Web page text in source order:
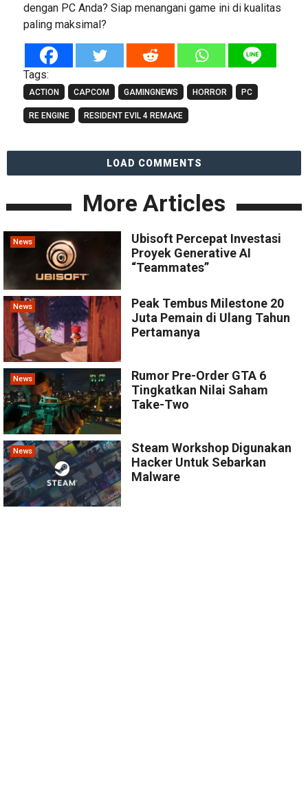
dengan PC Anda? Siap menangani game ini di kualitas
paling maksimal?
Tags:
ACTION CAPCOM GAMINGNEWS HORROR PC
RE ENGINE RESIDENT EVIL 4 REMAKE
LOAD COMMENTS
More Articles
News
Ubisoft Percepat Investasi
Proyek Generative AI
“Teammates”
News
Peak Tembus Milestone 20
Juta Pemain di Ulang Tahun
Pertamanya
News
Rumor Pre-Order GTA 6
Tingkatkan Nilai Saham
Take-Two
News
Steam Workshop Digunakan
Hacker Untuk Sebarkan
Malware